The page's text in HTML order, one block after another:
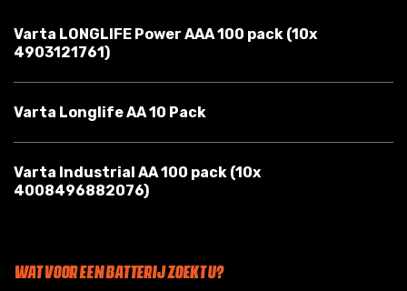
Varta LONGLIFE Power AAA 100 pack (10x
4903121761)
Varta Longlife AA 10 Pack
Varta Industrial AA 100 pack (10x
4008496882076)
WAT VOOR EEN BATTERIJ ZOEKT U?